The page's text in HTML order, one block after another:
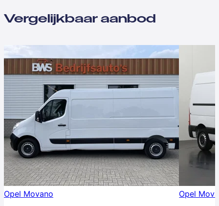
Vergelijkbaar aanbod
Opel Movano
Opel